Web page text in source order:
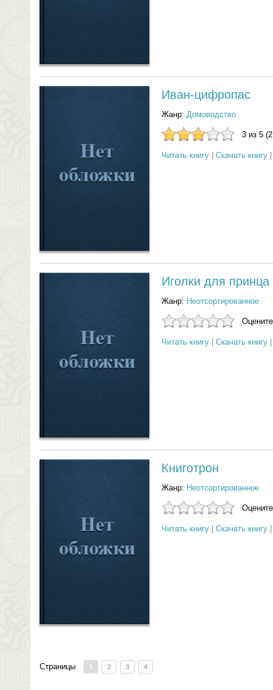
Иван-цифропас
Жанр: Домоводство
3 из 5
Читать книгу Скачать книгу
Иголки для принца
Жанр: Неотсортированное
Читать книгу Скачать книгу
Книготрон
Жанр: Неотсортированное
Читать книгу Скачать книгу
Страницы 1 2 3 4